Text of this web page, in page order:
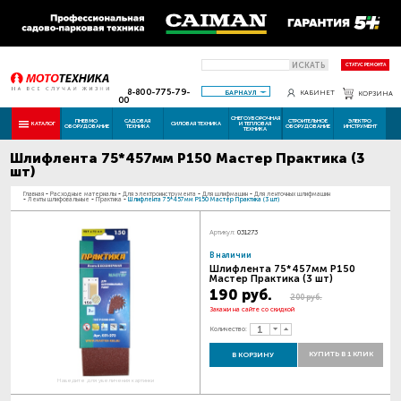
ИСКАТЬ СТАТУС РЕМОНТА
8-800-775-79-
00
БАРНАУЛ КАБИНЕТ КОРЗИНА
КАТАЛОГ ПНЕВМО
ОБОРУДОВАНИЕ
САДОВАЯ
ТЕХНИКА СИЛОВАЯ ТЕХНИКА
СНЕГОУБОРОЧНАЯ
И ТЕПЛОВАЯ
ТЕХНИКА
СТРОИТЕЛЬНОЕ
ОБОРУДОВАНИЕ
ЭЛЕКТРО
ИНСТРУМЕНТ
Шлифлента 75*457мм P150 Мастер Практика (3
шт)
Главная - Расходные материалы - Для электроинструмента - Для шлифмашин - Для ленточных шлифмашин
- Ленты шлифовальные - Практика - Шлифлента 75*457мм P150 Мастер Практика (3 шт)
Наведите для увеличения картинки
Артикул: 031273
В наличии
Шлифлента 75*457мм P150
Мастер Практика (3 шт)
190 руб. 200 руб.
Закажи на сайте со скидкой
Количество:
В КОРЗИНУ КУПИТЬ В 1 КЛИК